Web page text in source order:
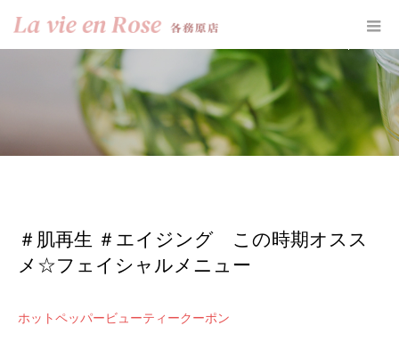
＃肌再生 ＃エイジング この時期オスス
メ☆フェイシャルメニュー
ホットペッパービューティークーポン